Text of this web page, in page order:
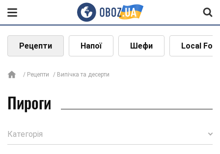
Рецепти Напої Шефи Local
Рецепти Випічка та десерти
Пироги
Категорія